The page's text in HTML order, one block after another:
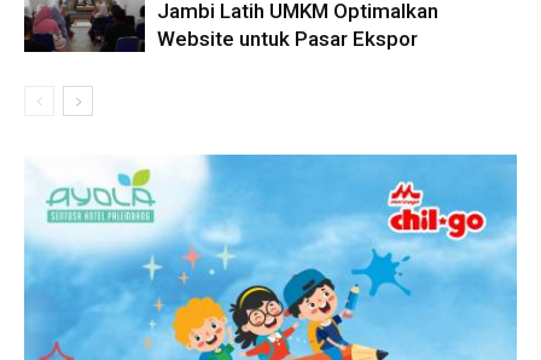
Jambi Latih UMKM Optimalkan
Website untuk Pasar Ekspor